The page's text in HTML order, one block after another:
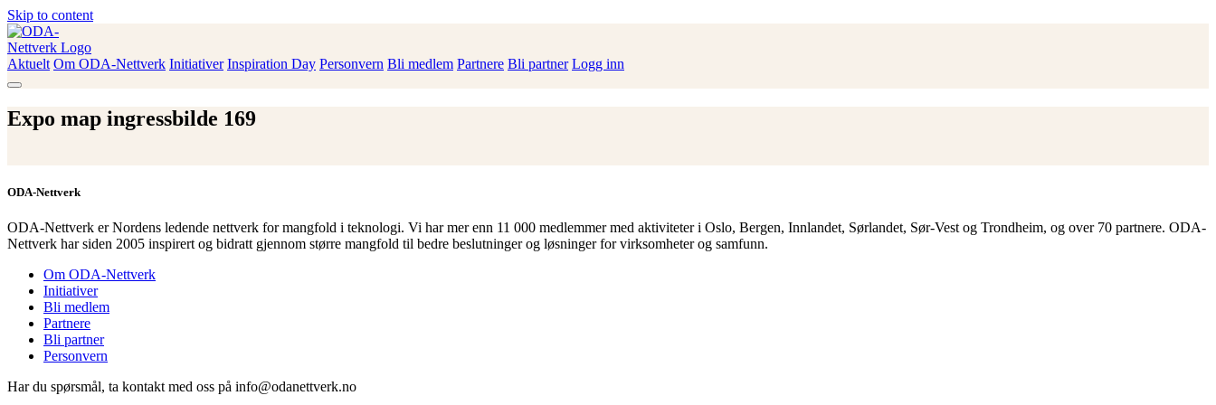
Skip to content
Aktuelt Om ODA-Nettverk Initiativer Inspiration Day Personvern Bli medlem Partnere Bli partner Logg inn
Expo map ingressbilde 169
ODA-Nettverk
ODA-Nettverk er Nordens ledende nettverk for mangfold i teknologi. Vi har mer enn 11 000 medlemmer med aktiviteter i Oslo, Bergen, Innlandet, Sørlandet, Sør-Vest og Trondheim, og over 70 partnere. ODA-
Nettverk har siden 2005 inspirert og bidratt gjennom større mangfold til bedre beslutninger og løsninger for virksomheter og samfunn.
Om ODA-Nettverk
Initiativer
Bli medlem
Partnere
Bli partner
Personvern
Har du spørsmål, ta kontakt med oss på info@odanettverk.no